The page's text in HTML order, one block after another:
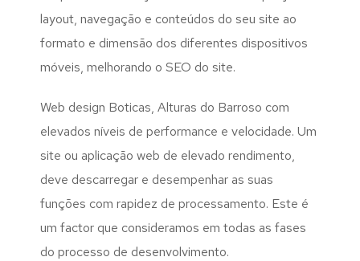
layout, navegação e conteúdos do seu site ao
formato e dimensão dos diferentes dispositivos
móveis, melhorando o SEO do site.
Web design Boticas, Alturas do Barroso com
elevados níveis de performance e velocidade. Um
site ou aplicação web de elevado rendimento,
deve descarregar e desempenhar as suas
funções com rapidez de processamento. Este é
um factor que consideramos em todas as fases
do processo de desenvolvimento.